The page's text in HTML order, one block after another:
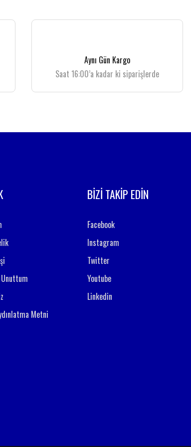
Aynı Gün Kargo
Saat 16:00’a kadar ki siparişlerde
Metni
BİZİ TAKİP EDİN
Facebook
Instagram
Twitter
Youtube
Linkedin